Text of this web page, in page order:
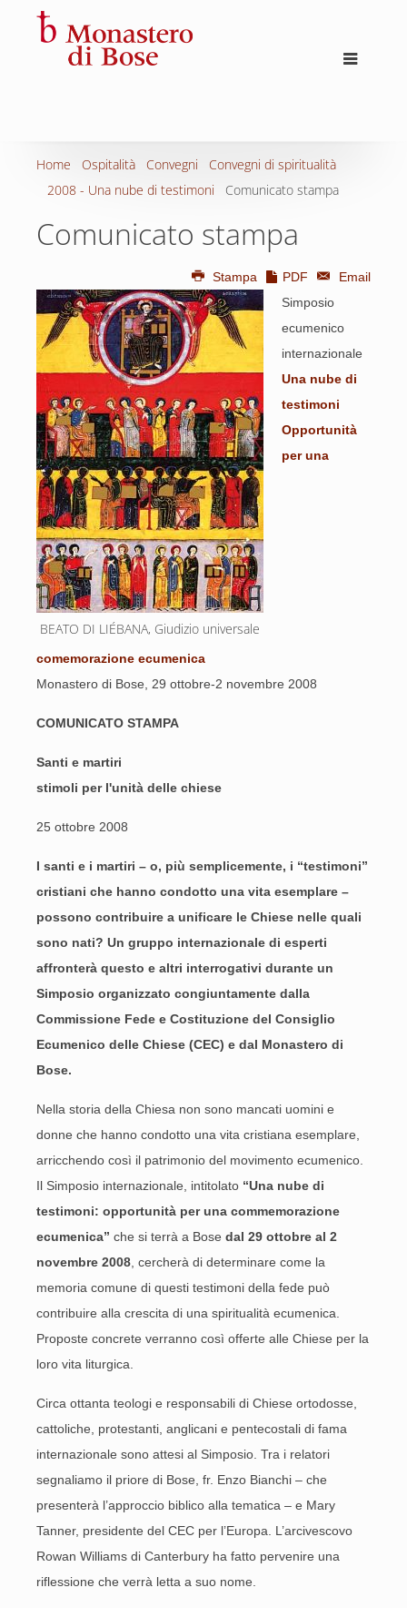
Home Ospitalità Convegni
Convegni di spiritualità
2008 - Una nube di testimoni
Comunicato stampa
Comunicato stampa
Stampa PDF Email
BEATO DI LIÉBANA, Giudizio universale
Simposio
ecumenico
internazionale
Una nube di
testimoni
Opportunità
per una
comemorazione ecumenica
Monastero di Bose, 29 ottobre-2 novembre 2008
COMUNICATO STAMPA
Santi e martiri
stimoli per l'unità delle chiese
25 ottobre 2008
I santi e i martiri – o, più semplicemente, i “testimoni”
cristiani che hanno condotto una vita esemplare –
possono contribuire a unificare le Chiese nelle quali
sono nati? Un gruppo internazionale di esperti
affronterà questo e altri interrogativi durante un
Simposio organizzato congiuntamente dalla
Commissione Fede e Costituzione del Consiglio
Ecumenico delle Chiese (CEC) e dal Monastero di
Bose.
Nella storia della Chiesa non sono mancati uomini e
donne che hanno condotto una vita cristiana esemplare,
arricchendo così il patrimonio del movimento ecumenico.
Il Simposio internazionale, intitolato “Una nube di
testimoni: opportunità per una commemorazione
ecumenica” che si terrà a Bose dal 29 ottobre al 2
novembre 2008 , cercherà di determinare come la
memoria comune di questi testimoni della fede può
contribuire alla crescita di una spiritualità ecumenica.
Proposte concrete verranno così offerte alle Chiese per la
loro vita liturgica.
Circa ottanta teologi e responsabili di Chiese ortodosse,
cattoliche, protestanti, anglicani e pentecostali di fama
internazionale sono attesi al Simposio. Tra i relatori
segnaliamo il priore di Bose, fr. Enzo Bianchi – che
presenterà l’approccio biblico alla tematica – e Mary
Tanner, presidente del CEC per l’Europa. L’arcivescovo
Rowan Williams di Canterbury ha fatto pervenire una
riflessione che verrà letta a suo nome.